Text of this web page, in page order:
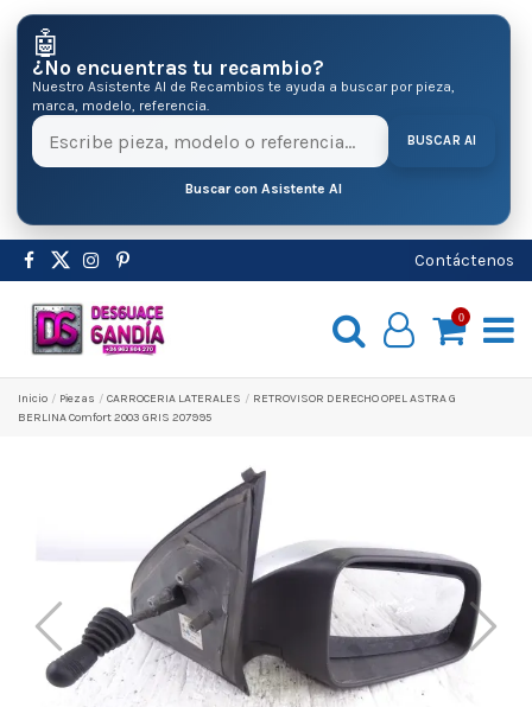
🤖
¿No encuentras tu recambio?
Nuestro Asistente AI de Recambios te ayuda a buscar por pieza,
marca, modelo, referencia.
BUSCAR AI
Buscar con Asistente AI
Contáctenos
0
Inicio Pіezas CARROCERIA LATERALES
RETROVISOR DERECHO OPEL ASTRA G
BERLINA Comfort 2003 GRIS 207995